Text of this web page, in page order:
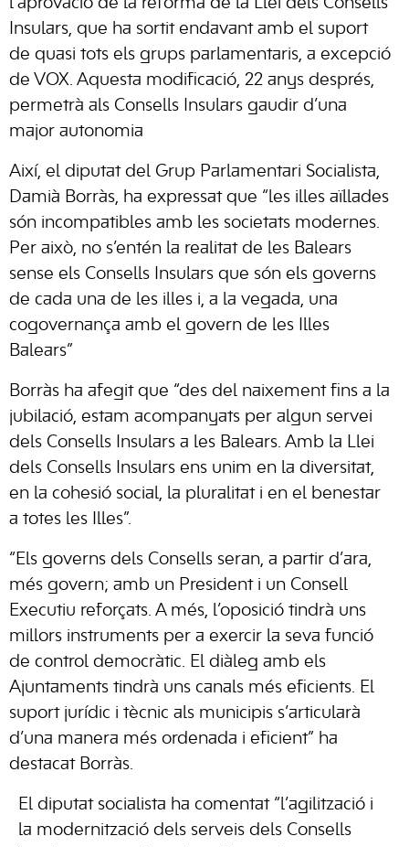
l’aprovació de la reforma de la Llei dels Consells
Insulars, que ha sortit endavant amb el suport
de quasi tots els grups parlamentaris, a excepció
de VOX. Aquesta modificació, 22 anys després,
permetrà als Consells Insulars gaudir d’una
major autonomia
Així, el diputat del Grup Parlamentari Socialista,
Damià Borràs, ha expressat que “les illes aïllades
són incompatibles amb les societats modernes.
Per això, no s’entén la realitat de les Balears
sense els Consells Insulars que són els governs
de cada una de les illes i, a la vegada, una
cogovernança amb el govern de les Illes
Balears”
Borràs ha afegit que “des del naixement fins a la
jubilació, estam acompanyats per algun servei
dels Consells Insulars a les Balears. Amb la Llei
dels Consells Insulars ens unim en la diversitat,
en la cohesió social, la pluralitat i en el benestar
a totes les Illes”.
“Els governs dels Consells seran, a partir d’ara,
més govern; amb un President i un Consell
Executiu reforçats. A més, l’oposició tindrà uns
millors instruments per a exercir la seva funció
de control democràtic. El diàleg amb els
Ajuntaments tindrà uns canals més eficients. El
suport jurídic i tècnic als municipis s’articularà
d’una manera més ordenada i eficient” ha
destacat Borràs.
El diputat socialista ha comentat “l’agilització i
la modernització dels serveis dels Consells